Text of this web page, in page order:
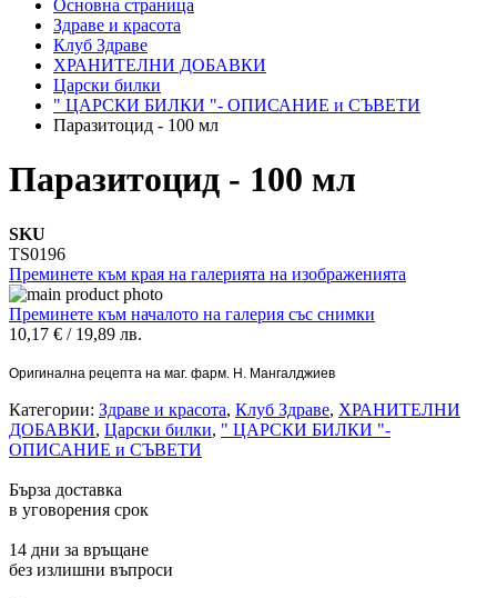
Основна страница
Здраве и красота
Клуб Здраве
ХРАНИТЕЛНИ ДОБАВКИ
Царски билки
" ЦАРСКИ БИЛКИ "- ОПИСАНИЕ и СЪВЕТИ
Паразитоцид - 100 мл
Паразитоцид - 100 мл
SKU
TS0196
Преминете към края на галерията на изображенията
Преминете към началото на галерия със снимки
10,17 € / 19,89 лв.
Оригинална рецепта на маг. фарм. Н. Мангалджиев
Категории: Здраве и красота, Клуб Здраве, ХРАНИТЕЛНИ
ДОБАВКИ, Царски билки, " ЦАРСКИ БИЛКИ "-
ОПИСАНИЕ и СЪВЕТИ
Бърза доставка
в уговорения срок
14 дни за връщане
без излишни въпроси